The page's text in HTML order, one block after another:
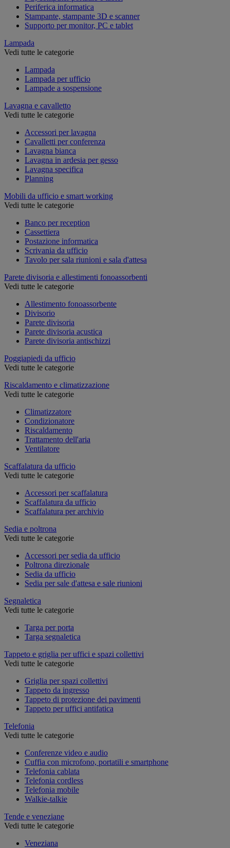
Periferica informatica
Stampante, stampante 3D e scanner
Supporto per monitor, PC e tablet
Lampada
Vedi tutte le categorie
Lampada
Lampada per ufficio
Lampade a sospensione
Lavagna e cavalletto
Vedi tutte le categorie
Accessori per lavagna
Cavalletti per conferenza
Lavagna bianca
Lavagna in ardesia per gesso
Lavagna specifica
Planning
Mobili da ufficio e smart working
Vedi tutte le categorie
Banco per reception
Cassettiera
Postazione informatica
Scrivania da ufficio
Tavolo per sala riunioni e sala d'attesa
Parete divisoria e allestimenti fonoassorbenti
Vedi tutte le categorie
Allestimento fonoassorbente
Divisorio
Parete divisoria
Parete divisoria acustica
Parete divisoria antischizzi
Poggiapiedi da ufficio
Vedi tutte le categorie
Riscaldamento e climatizzazione
Vedi tutte le categorie
Climatizzatore
Condizionatore
Riscaldamento
Trattamento dell'aria
Ventilatore
Scaffalatura da ufficio
Vedi tutte le categorie
Accessori per scaffalatura
Scaffalatura da ufficio
Scaffalatura per archivio
Sedia e poltrona
Vedi tutte le categorie
Accessori per sedia da ufficio
Poltrona direzionale
Sedia da ufficio
Sedia per sale d'attesa e sale riunioni
Segnaletica
Vedi tutte le categorie
Targa per porta
Targa segnaletica
Tappeto e griglia per uffici e spazi collettivi
Vedi tutte le categorie
Griglia per spazi collettivi
Tappeto da ingresso
Tappeto di protezione dei pavimenti
Tappeto per uffici antifatica
Telefonia
Vedi tutte le categorie
Conferenze video e audio
Cuffia con microfono, portatili e smartphone
Telefonia cablata
Telefonia cordless
Telefonia mobile
Walkie-talkie
Tende e veneziane
Vedi tutte le categorie
Veneziana